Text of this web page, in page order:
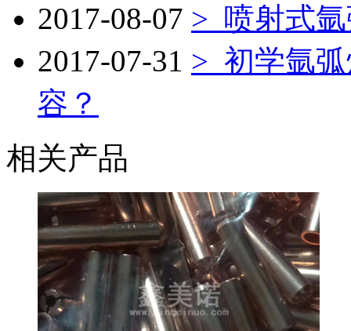
2017-08-07 > 喷射式
2017-07-31 > 初学氩
容？
相关产品